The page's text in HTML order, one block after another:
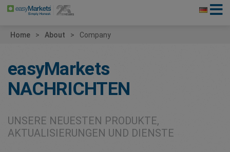
Home About Company
easyMarkets
NACHRICHTEN
UNSERE NEUESTEN PRODUKTE,
AKTUALISIERUNGEN UND DIENSTE